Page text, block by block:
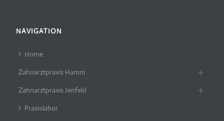
NAVIGATION
Home
Zahnarztpraxis Hamm
Zahnarztpraxis Jenfeld
Praxislabor